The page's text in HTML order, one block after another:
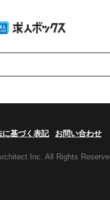
に基づく表記 お問い合わせ
Inc. All Rights